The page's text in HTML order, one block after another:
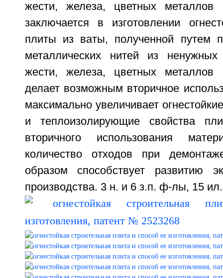
жести, железа, цветных металлов
заключается в изготовлении
плиты из ваты, полученной путем
металлических нитей из
жести, железа, цветных металлов
делает возможным вторичное
максимально увеличивает
и теплоизолирующие свойства
вторичного использования
количество отходов при
образом способствует развитию
производства. 3 н. и 6 з.п. ф-лы, 15 ил.